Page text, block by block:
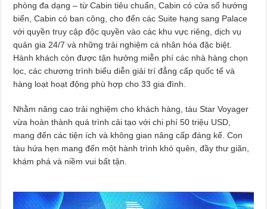
phòng đa dạng – từ Cabin tiêu chuẩn, Cabin có cửa sổ hướng
biển, Cabin có ban công, cho đến các Suite hạng sang Palace
với quyền truy cập độc quyền vào các khu vực riêng, dịch vụ
quản gia 24/7 và những trải nghiệm cá nhân hóa đặc biệt.
Hành khách còn được tận hưởng miễn phí các nhà hàng chọn
lọc, các chương trình biểu diễn giải trí đẳng cấp quốc tế và
hàng loạt hoạt động phù hợp cho 33 gia đình.
Nhằm nâng cao trải nghiệm cho khách hàng, tàu Star Voyager
vừa hoàn thành quá trình cải tạo với chi phí 50 triệu USD,
mang đến các tiện ích và không gian nâng cấp đáng kể. Con
tàu hứa hẹn mang đến một hành trình khó quên, đầy thư giãn,
khám phá và niềm vui bất tận.